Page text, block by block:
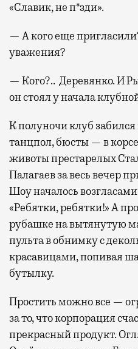
«Славик, не п*зди».
— А кого еще
уважения?
— Кого?.. Деревянко. И
он стоял у начала
К полуночи клуб
танцпол, бюсты — в
животы престарелых
Палагаев за весь вечер
Шоу началось
«Ребятки, ребятки!» А
рубашке на вытянутую
пульта в обнимку с
красавицами, попивая
бутылку.
Простить можно все —
за то, что корпорация
прекрасный продукт.